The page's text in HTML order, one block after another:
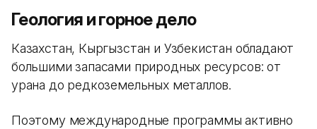
Геология и горное дело
Казахстан, Кыргызстан и Узбекистан обладают
большими запасами природных ресурсов: от
урана до редкоземельных металлов.
Поэтому международные программы активно